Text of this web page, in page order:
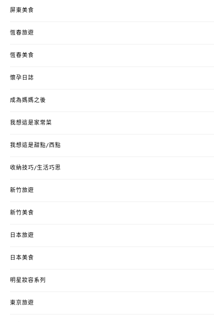
屏東美食
恆春旅遊
恆春美食
懷孕日誌
成為媽媽之後
我想這是家常菜
我想這是甜點/西點
收納技巧/生活巧思
新竹旅遊
新竹美食
日本旅遊
日本美食
明星妝容系列
東京旅遊